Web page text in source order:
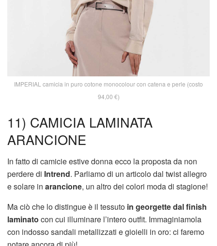
IMPERIAL camicia in puro cotone monocolour con catena e perle (costo
94,00 €)
11) CAMICIA LAMINATA
ARANCIONE
In fatto di camicie estive donna ecco la proposta da non
perdere di Intrend. Parliamo di un articolo dal twist allegro
e solare in arancione, un altro dei colori moda di stagione!
Ma ciò che lo distingue è il tessuto in georgette dal finish
laminato con cui illuminare l’intero outfit. Immaginiamola
con indosso sandali metallizzati e gioielli in oro: ci faremo